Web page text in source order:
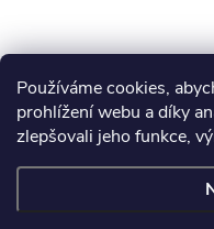
Používáme cookies,
prohlížení webu a díky
zlepšovali jeho funkce,
Z
á
p
Eshop Esthederm